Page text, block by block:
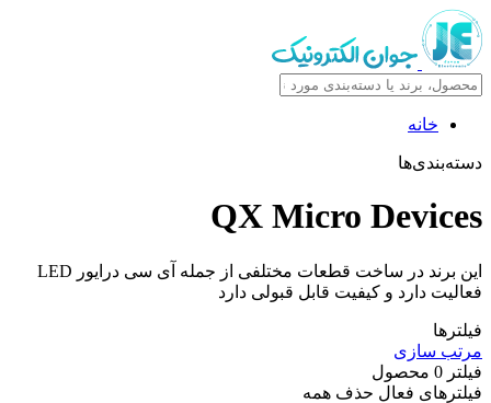
خانه
دسته‌بندی‌ها
QX Micro Devices
این برند در ساخت قطعات مختلفی از جمله آی سی درایور LED
فعالیت دارد و کیفیت قابل قبولی دارد
فیلترها
مرتب سازی
فیلتر 0 محصول
فیلترهای فعال حذف همه